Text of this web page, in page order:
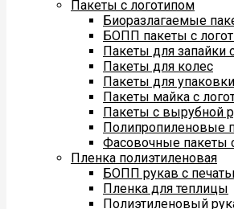
Пакеты с логотипом
Биоразлагаемые
БОПП пакеты с
Пакеты для запайки
Пакеты для колес
Пакеты для
Пакеты майка с
Пакеты с вырубной
Полипропиленовые
Фасовочные пакеты
Пленка полиэтиленовая
БОПП рукав с
Пленка для теплицы
Полиэтиленовый